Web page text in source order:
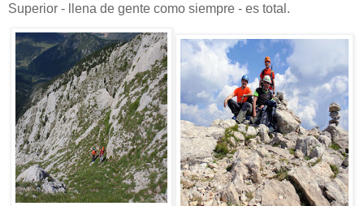
Superior - llena de gente como siempre - es total.